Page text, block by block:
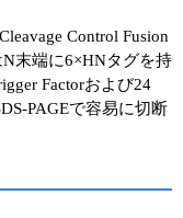
Control Fusion
末端に6×HNタグを持
Factorおよび24
PAGEで容易に切断